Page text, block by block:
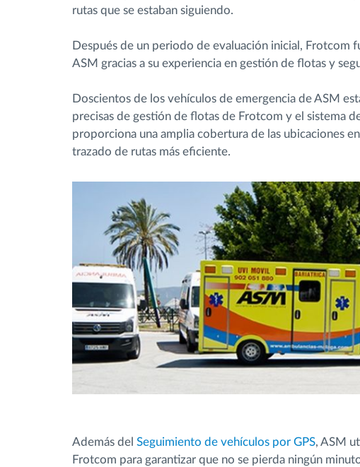
rutas que se estaban siguiendo.
Después de un periodo de evaluación inicial, Frotcom
ASM gracias a su experiencia en gestión de flotas y
Doscientos de los vehículos de emergencia de ASM
precisas de gestión de flotas de Frotcom y el sistema
proporciona una amplia cobertura de las ubicaciones
trazado de rutas más eficiente.
Además del Seguimiento de vehículos por GPS, ASM
Frotcom para garantizar que no se pierda ningún